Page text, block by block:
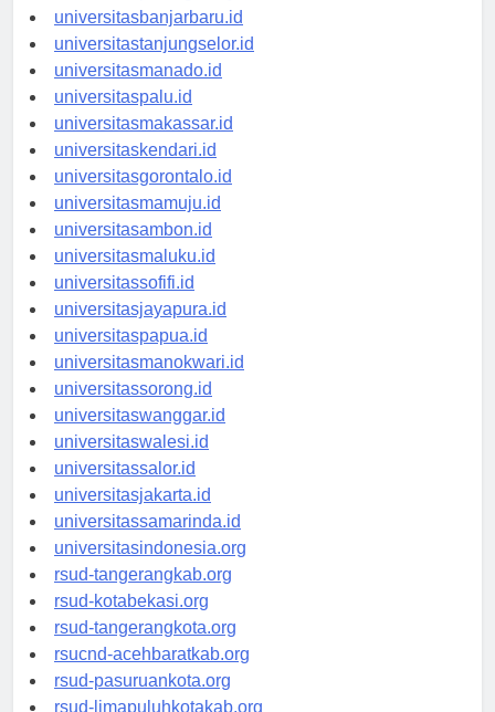
universitaspalangkaraya.id
universitasbanjarbaru.id
universitastanjungselor.id
universitasmanado.id
universitaspalu.id
universitasmakassar.id
universitaskendari.id
universitasgorontalo.id
universitasmamuju.id
universitasambon.id
universitasmaluku.id
universitassofifi.id
universitasjayapura.id
universitaspapua.id
universitasmanokwari.id
universitassorong.id
universitaswanggar.id
universitaswalesi.id
universitassalor.id
universitasjakarta.id
universitassamarinda.id
universitasindonesia.org
rsud-tangerangkab.org
rsud-kotabekasi.org
rsud-tangerangkota.org
rsucnd-acehbaratkab.org
rsud-pasuruankota.org